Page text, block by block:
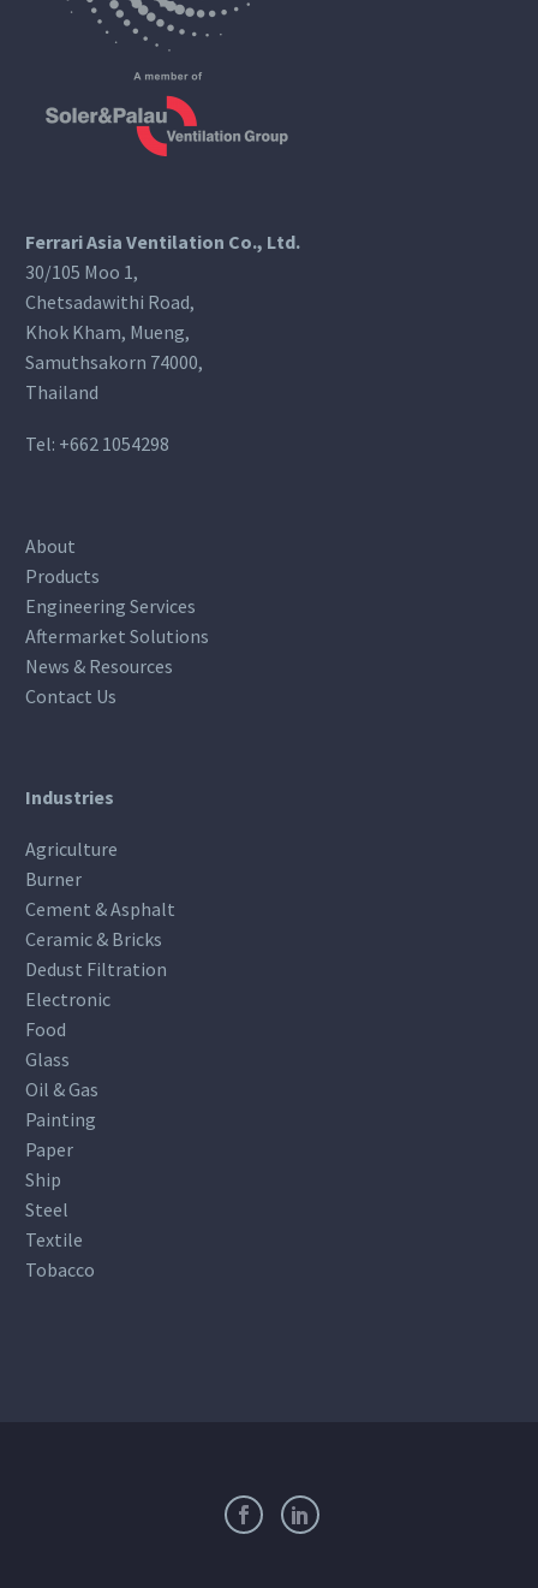
Ferrari Asia Ventilation Co., Ltd.
30/105 Moo 1,
Chetsadawithi Road,
Khok Kham, Mueng,
Samuthsakorn 74000,
Thailand
Tel: +662 1054298
About
Products
Engineering Services
Aftermarket Solutions
News & Resources
Contact Us
Industries
Agriculture
Burner
Cement & Asphalt
Ceramic & Bricks
Dedust Filtration
Electronic
Food
Glass
Oil & Gas
Painting
Paper
Ship
Steel
Textile
Tobacco